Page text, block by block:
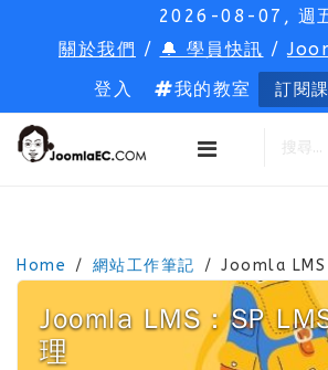
2026-08-07, 週
關於我們 / 🔔 學員快訊 /
登入
我的教室 訂閱
Home 網站工作筆記 Joomla LMS
Joomla LMS：SP
理